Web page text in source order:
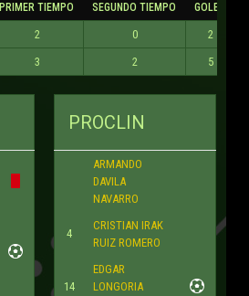
PRIMER TIEMPO SEGUNDO TIEMPO GOLES
2 0
2
3 2 5
PROCLIN
ARMANDO
DAVILA
NAVARRO
4
CRISTIAN IRAK
RUIZ ROMERO
14
EDGAR
LONGORIA